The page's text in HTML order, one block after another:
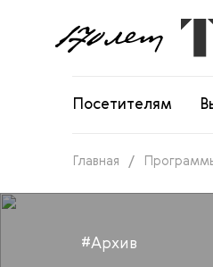
Посетителям
Главная /
#Архив